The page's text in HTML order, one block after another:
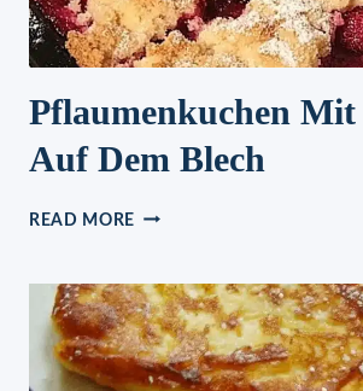
Pflaumenkuchen Mit
Auf Dem Blech
READ MORE PFLAUMENKUCHEN
AUF
DEM
BLECH